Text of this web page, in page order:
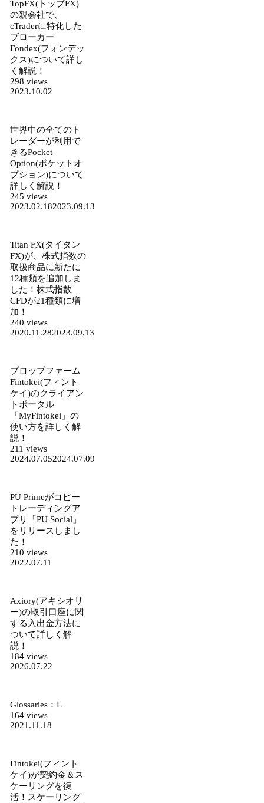
TopFX(トップFX)
の親会社で、
cTraderに特化した
ブローカー
Fondex(フォンデッ
クス)について詳し
く解説！
298 views
2023.10.02
世界中の全てのト
レーダーが利用で
きるPocket
Option(ポケットオ
プション)について
詳しく解説！
245 views
2023.02.182023.09.13
Titan FX(タイタン
FX)が、株式指数の
取扱商品に新たに
12種類を追加しま
した！株式指数
CFDが21種類に増
加！
240 views
2020.11.282023.09.13
プロップファーム
Fintokei(フィント
ケイ)のクライアン
トポータル
「MyFintokei」の
使い方を詳しく解
説！
211 views
2024.07.052024.07.09
PU Primeがコピー
トレーディングア
プリ「PU Social」
をリリースしまし
た！
210 views
2022.07.11
Axiory(アキシオリ
ー)の取引口座に関
する入出金方法に
ついて詳しく解
説！
184 views
2026.07.22
Glossaries：L
164 views
2021.11.18
Fintokei(フィント
ケイ)が契約金＆ス
ケーリングを復
活！スケーリング